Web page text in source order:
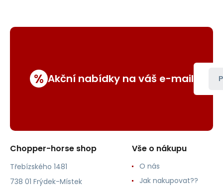
% Akční nabídky na váš e-mail
Chopper-horse shop
Třebízského 1481
738 01 Frýdek-Místek
Vše o nákupu
O nás
Jak nakupovat??